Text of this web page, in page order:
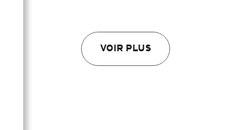
VOIR PLUS